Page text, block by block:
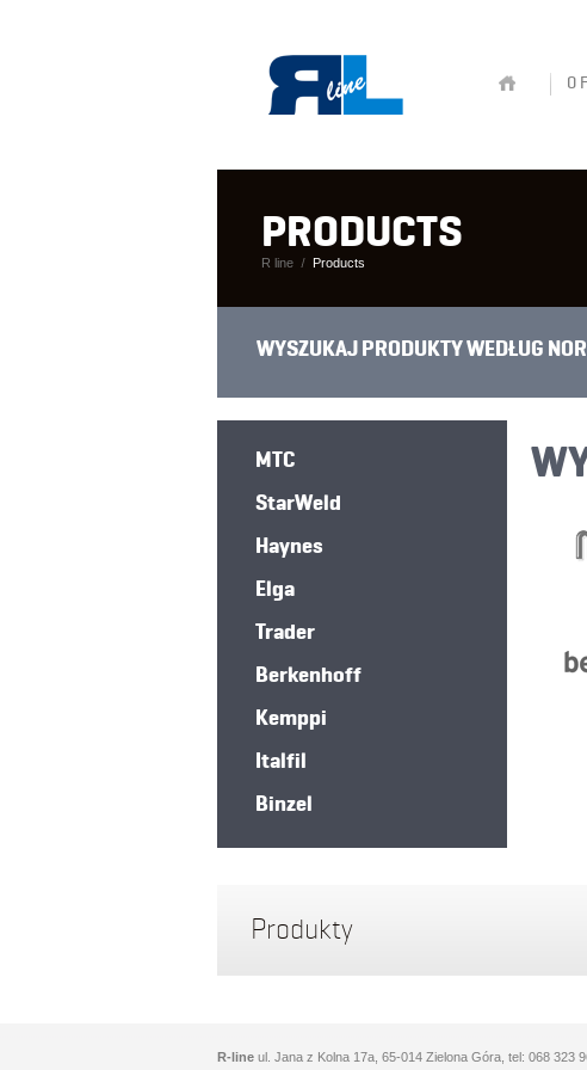
O
PRODUCTS
R line Products
WYSZUKAJ PRODUKTY WEDŁUG
MTC
StarWeld
Haynes
Elga
Trader
Berkenhoff
Kemppi
Italfil
Binzel
Produkty
R-line ul. Jana z Kolna 17a, 65-014 Zielona Góra, tel: 068 323